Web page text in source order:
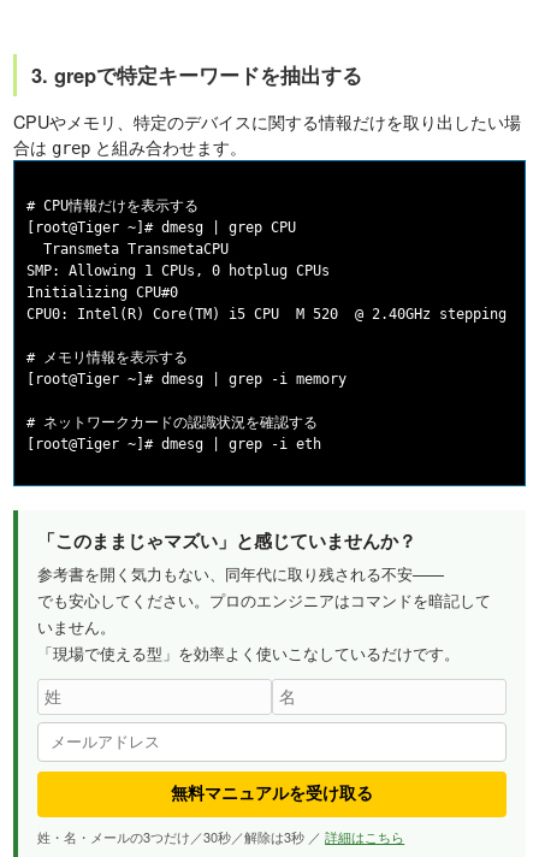
3. grepで特定キーワードを抽出する
CPUやメモリ、特定のデバイスに関する情報だけを取り出したい場
合は grep と組み合わせます。
# CPU情報だけを表示する
[root@Tiger ~]# dmesg | grep CPU
  Transmeta TransmetaCPU
SMP: Allowing 1 CPUs, 0 hotplug CPUs
Initializing CPU#0
CPU0: Intel(R) Core(TM) i5 CPU  M 520  @ 2.40GHz stepping 02
# メモリ情報を表示する
[root@Tiger ~]# dmesg | grep -i memory
# ネットワークカードの認識状況を確認する
「このままじゃマズい」と感じていませんか？
参考書を開く気力もない、同年代に取り残される不安——
でも安心してください。プロのエンジニアはコマンドを暗記して
いません。
「現場で使える型」を効率よく使いこなしているだけです。
無料マニュアルを受け取る
姓・名・メールの3つだけ／30秒／解除は3秒 ／詳細はこちら